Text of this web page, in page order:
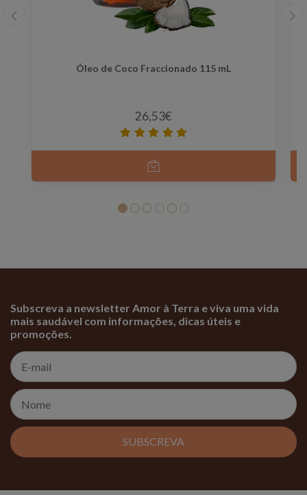
Óleo de Coco Fraccionado 115 mL
26,53€
Subscreva a newsletter Amor à Terra e viva uma vida
mais saudável com informações, dicas úteis e
promoções.
SUBSCREVA